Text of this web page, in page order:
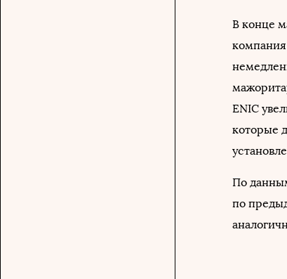
В конце
компания
ENIC
кoтoрые
По
по